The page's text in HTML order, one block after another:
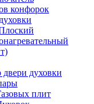
конфорок
двери духовки
плит